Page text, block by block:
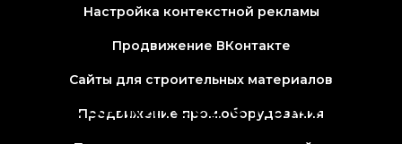
Свяжитесьс нами!
Настройка контекстной рекламы
Продвижение ВКонтакте
Сайты для строительных материалов
Продвижение пром.оборудования